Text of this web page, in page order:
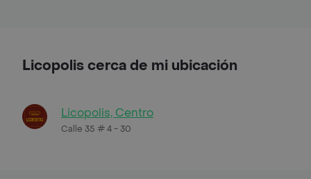
Licopolis cerca de mi ubicación
Licopolis, Centro
Calle 35 # 4 - 30